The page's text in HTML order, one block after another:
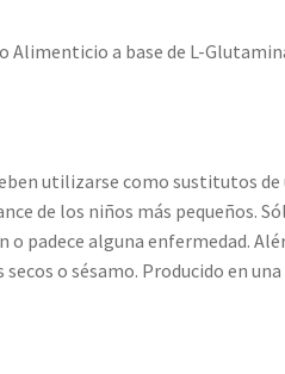
Alimenticio a base de L-
utilizarse como sustitutos de
de los niños más pequeños.
o padece alguna enfermedad.
o sésamo. Producido en